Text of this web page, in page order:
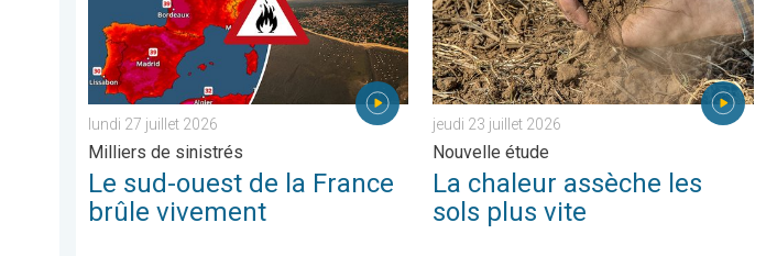
lundi 27 juillet 2026
Milliers de sinistrés
Le sud-ouest de la France
brûle vivement
jeudi 23 juillet 2026
Nouvelle étude
La chaleur assèche les
sols plus vite